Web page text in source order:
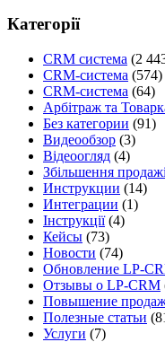
Категорії
CRM система (2
CRM-система (574)
CRM-система (64)
Арбітраж та
Без категории (91)
Видеообзор (3)
Відеоогляд (4)
Збільшення
Инструкции (14)
Интеграции (1)
Інструкції(4)
Кейсы (73)
Новости (74)
Обновление LP-
Отзывы о LP-CRM
Повышение
Полезные статьи
Услуги (7)